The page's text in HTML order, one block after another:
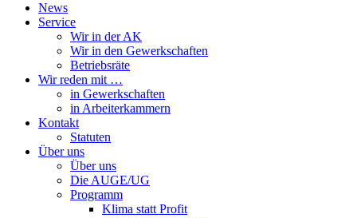
News
Service
Wir in der AK
Wir in den Gewerkschaften
Betriebsräte
Wir reden mit …
in Gewerkschaften
in Arbeiterkammern
Kontakt
Statuten
Über uns
Über uns
Die AUGE/UG
Programm
Klima statt Profit